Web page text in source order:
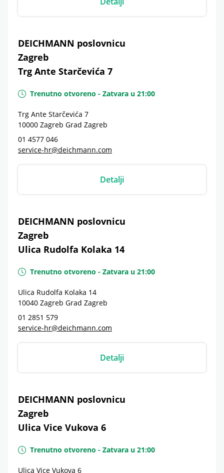
DEICHMANN poslovnicu
Zagreb
Trg Ante Starčevića 7
Trenutno otvoreno - Zatvara u 21:00
Trg Ante Starčevića 7
10000 Zagreb Grad Zagreb
01 4577 046
service-hr@deichmann.com
Detalji
DEICHMANN poslovnicu
Zagreb
Ulica Rudolfa Kolaka 14
Trenutno otvoreno - Zatvara u 21:00
Ulica Rudolfa Kolaka 14
10040 Zagreb Grad Zagreb
01 2851 579
service-hr@deichmann.com
Detalji
DEICHMANN poslovnicu
Zagreb
Ulica Vice Vukova 6
Trenutno otvoreno - Zatvara u 21:00
Ulica Vice Vukova 6